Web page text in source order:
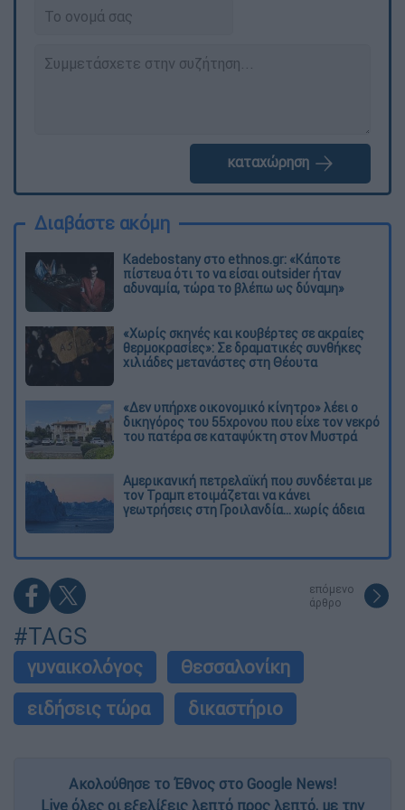
καταχώρηση
Διαβάστε ακόμη
Kadebostany στο ethnos.gr: «Κάποτε
πίστευα ότι το να είσαι outsider ήταν
αδυναμία, τώρα το βλέπω ως δύναμη»
«Χωρίς σκηνές και κουβέρτες σε ακραίες
θερμοκρασίες»: Σε δραματικές συνθήκες
χιλιάδες μετανάστες στη Θέουτα
«Δεν υπήρχε οικονομικό κίνητρο» λέει ο
δικηγόρος του 55χρονου που είχε τον νεκρό
του πατέρα σε καταψύκτη στον Μυστρά
Αμερικανική πετρελαϊκή που συνδέεται με
τον Τραμπ ετοιμάζεται να κάνει
γεωτρήσεις στη Γροιλανδία... χωρίς άδεια
επόμενο
άρθρο
#TAGS
γυναικολόγος
Θεσσαλονίκη
ειδήσεις τώρα
δικαστήριο
Ακολούθησε το Έθνος στο Google News!
Live όλες οι εξελίξεις λεπτό προς λεπτό, με την